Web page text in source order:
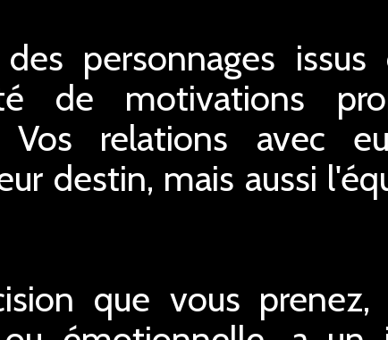
personnages
de motivations
Vos relations avec
destin, mais aussi
que vous